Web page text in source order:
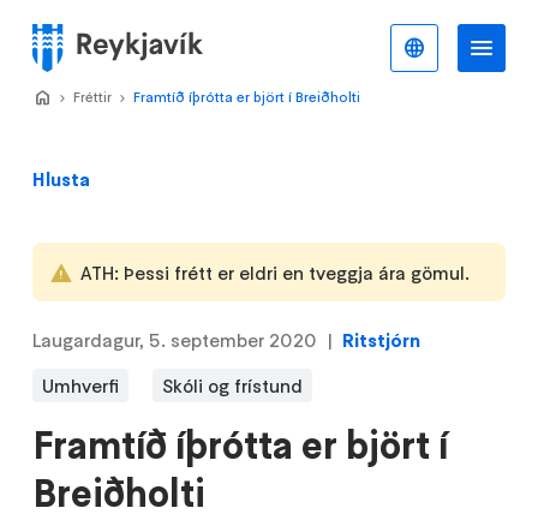
meginefni
Valmynd
Hlusta
ATH: Þessi frétt er eldri en tveggja ára gömul.
Framtíð íþrótta er björt í
Breiðholti
Laugardagur, 5. september 2020
Ritstjórn
Umhverfi
Skóli og frístund
Home
>
Fréttir >
Framtíð íþrótta er björt í Breiðholti
Íslenska